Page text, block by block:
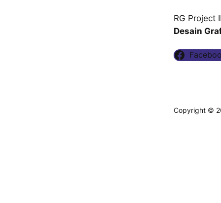
RG Project
Desain
Copyright ©